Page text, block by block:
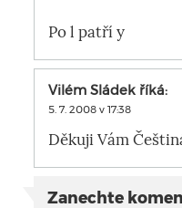
Po l patří y
Vilém Sládek říká:
5. 7. 2008 v 17:38
Děkuji Vám
Zanechte